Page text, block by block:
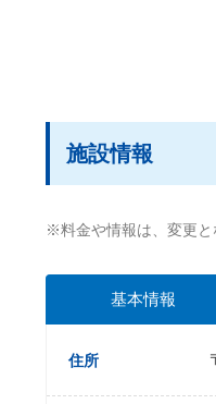
施設情報
※料金や情報は、変更と
基本情報
住所